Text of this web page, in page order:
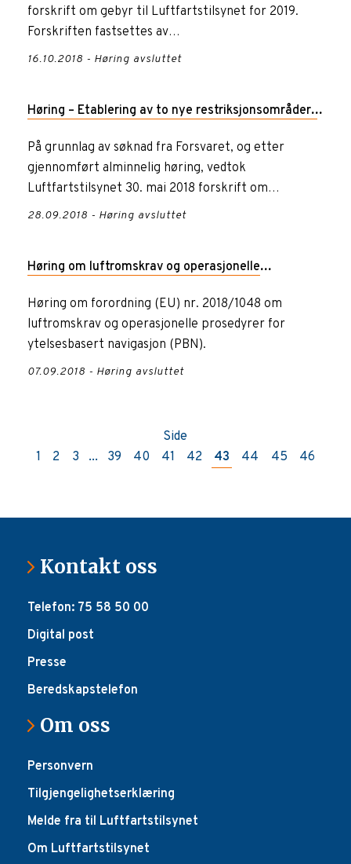
forskrift om gebyr til Luftfartstilsynet for 2019.
Forskriften fastsettes av
Samferdselsdepartementet.
16.10.2018 - Høring avsluttet
Høring – Etablering av to nye restriksjonsområder i
forbindelse med militærøvelsen Trident Juncture
2018
På grunnlag av søknad fra Forsvaret, og etter
gjennomført alminnelig høring, vedtok
Luftfartstilsynet 30. mai 2018 forskrift om
opprettelse av 16 midlertidige res...
28.09.2018 - Høring avsluttet
Høring om luftromskrav og operasjonelle
prosedyrer for ytelsesbasert navigasjon (PBN)
Høring om forordning (EU) nr. 2018/1048 om
luftromskrav og operasjonelle prosedyrer for
ytelsesbasert navigasjon (PBN).
07.09.2018 - Høring avsluttet
Side
1
2 3 ... 39 40 41 42 43 44 45 46
Kontakt oss
Telefon: 75 58 50 00
Digital post
Presse
Beredskapstelefon
Om oss
Personvern
Tilgjengelighetserklæring
Melde fra til Luftfartstilsynet
Om Luftfartstilsynet